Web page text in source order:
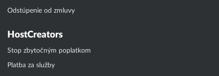
Odstúpenie od zmluvy
HostCreators
Stop zbytočným poplatkom
Platba za služby